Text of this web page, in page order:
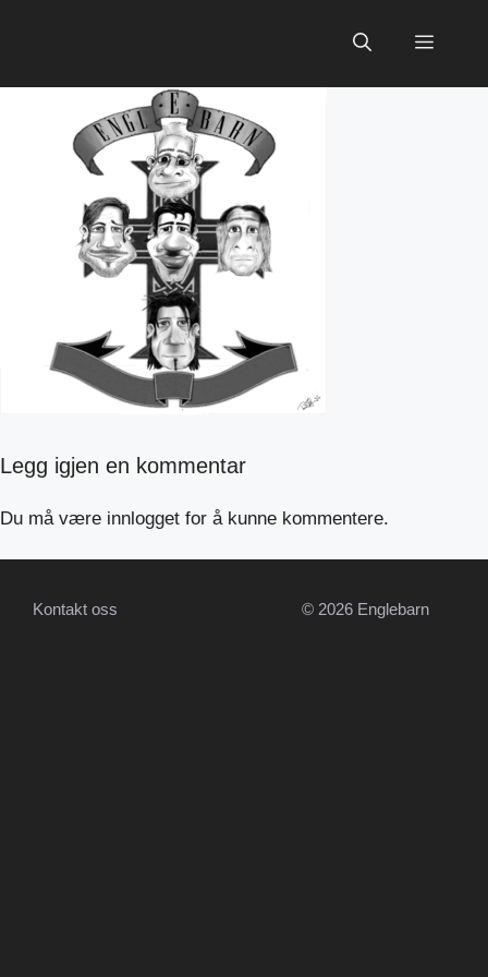
Meny
Legg igjen en kommentar
Du må være innlogget for å kunne kommentere.
Kontakt oss © 2026 Englebarn